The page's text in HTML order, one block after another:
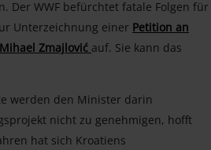
Der WWF befürchtet fatale Folgen für
Unterzeichnung einer Petition an
Zmajlović auf. Sie kann das
werden den Minister darin
nicht zu genehmigen, hofft
hat sich Kroatiens